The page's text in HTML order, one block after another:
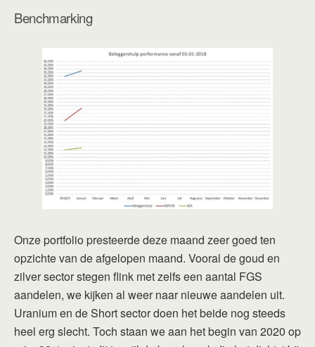
Benchmarking
Onze portfolio presteerde deze maand zeer goed ten
opzichte van de afgelopen maand. Vooral de goud en
zilver sector stegen flink met zelfs een aantal FGS
aandelen, we kijken al weer naar nieuwe aandelen uit.
Uranium en de Short sector doen het beide nog steeds
heel erg slecht. Toch staan we aan het begin van 2020 op